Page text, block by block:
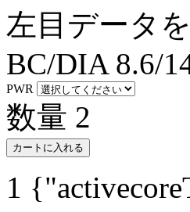
左目データ
BC/DIA 8.6/
PWR
数量 2
カートに入れる
1